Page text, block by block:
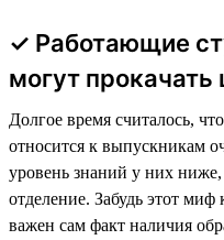
✓ Работающие
могут
Долгое время считалось,
относится к выпускникам
уровень знаний у них
отделение. Забудь этот
важен сам факт наличия